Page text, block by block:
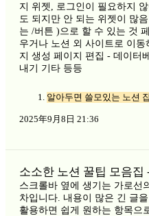
지 위젯, 로그인이 필요하지
도 되지만 안 되는 위젯이 많
는 /버튼 )으로 할 수 있는 것
우거나 노션 외 사이트로 이동
지 생성 페이지 편집 - 데이터
내기 기타 등등
알아두면 쓸모있는 노션
2025年9月8日 21:36
소소한 노션 꿀팁 모음집
스크롤바 옆에 생기는 가로선
차입니다. 내용이 많은 긴 글
활용하면 쉽게 원하는 항목으